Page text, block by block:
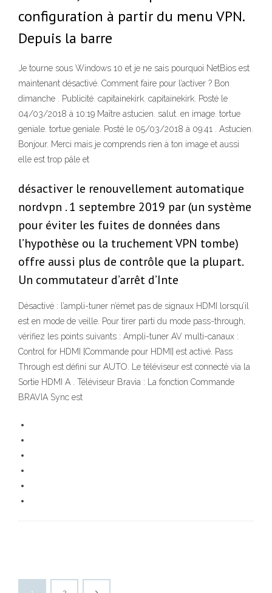
configuration à partir du menu VPN.
Depuis la barre
Je tourne sous Windows 10 et je ne sais pourquoi NetBios est
maintenant désactivé. Comment faire pour l’activer ? Bon
dimanche . Publicité. capitainekirk. capitainekirk. Posté le
04/03/2018 à 10:19 Maître astucien. salut. en image. tortue
geniale. tortue geniale. Posté le 05/03/2018 à 09:41 . Astucien.
Bonjour. Merci mais je comprends rien à ton image et aussi
elle est trop pâle et
désactiver le renouvellement automatique
nordvpn . 1 septembre 2019 par (un système
pour éviter les fuites de données dans
l’hypothèse ou la truchement VPN tombe)
offre aussi plus de contrôle que la plupart.
Un commutateur d’arrêt d’Inte
Désactivé : l’ampli-tuner n’émet pas de signaux HDMI lorsqu’il
est en mode de veille. Pour tirer parti du mode pass-through,
vérifiez les points suivants : Ampli-tuner AV multi-canaux :
Control for HDMI [Commande pour HDMI] est activé. Pass
Through est défini sur AUTO. Le téléviseur est connecté via la
Sortie HDMI A . Téléviseur Bravia : La fonction Commande
BRAVIA Sync est